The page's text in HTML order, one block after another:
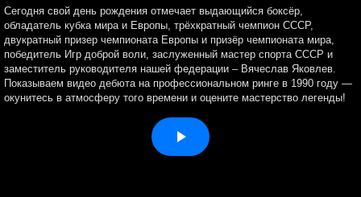
Сегодня свой день рождения отмечает выдающийся боксёр,
обладатель кубка мира и Европы, трёхкратный чемпион СССР,
двукратный призер чемпионата Европы и призёр чемпионата мира,
победитель Игр доброй воли, заслуженный мастер спорта СССР и
заместитель руководителя нашей федерации – Вячеслав Яковлев.
Показываем видео дебюта на профессиональном ринге в 1990 году —
окунитесь в атмосферу того времени и оцените мастерство легенды!